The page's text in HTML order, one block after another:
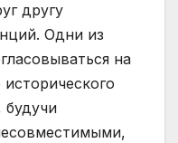
другу
Одни из
на
будучи